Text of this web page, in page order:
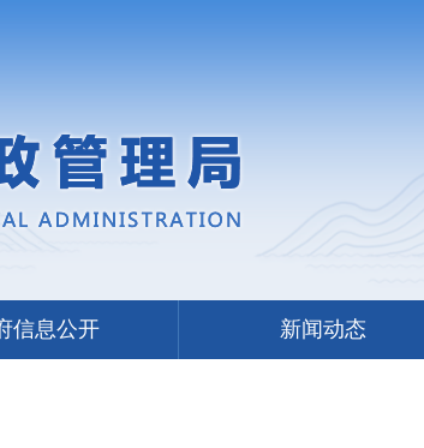
信息公开 新闻动态